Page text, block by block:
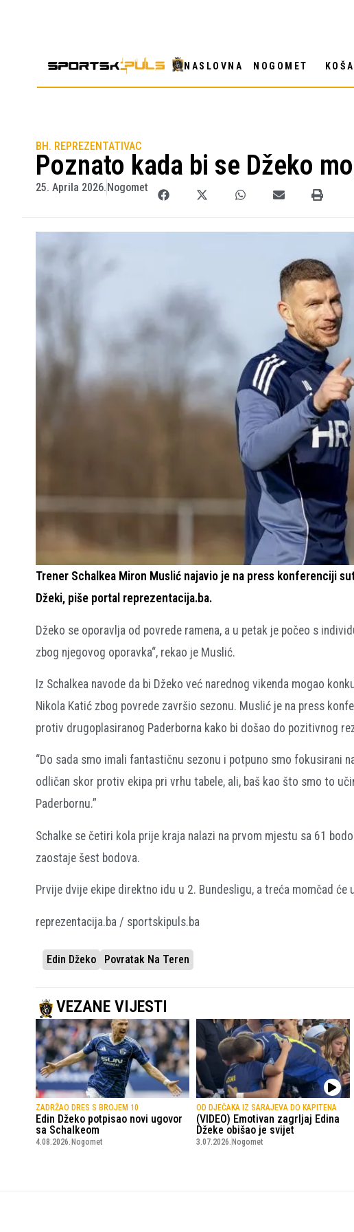
NASLOVNA NOGOMET
BH. REPREZENTATIVAC
Poznato kada bi se Džeko
25. Aprila 2026.Nogomet
Trener Schalkea Miron Muslić najavio je na press konferenciji
Džeki, piše portal reprezentacija.ba.
Džeko se oporavlja od povrede ramena, a u petak je počeo s
zbog njegovog oporavka“, rekao je Muslić.
Iz Schalkea navode da bi Džeko već narednog vikenda mogao
Nikola Katić zbog povrede završio sezonu. Muslić je na press
protiv drugoplasiranog Paderborna kako bi došao do pozitivnog
“Do sada smo imali fantastičnu sezonu i potpuno smo fokusirani
odličan skor protiv ekipa pri vrhu tabele, ali, baš kao što smo to
Paderbornu.”
Schalke se četiri kola prije kraja nalazi na prvom mjestu sa 61
zaostaje šest bodova.
Prvije dvije ekipe direktno idu u 2. Bundesligu, a treća momčad će
reprezentacija.ba / sportskipuls.ba
Edin Džeko Povratak Na Teren
VEZANE VIJESTI
ZADRŽAO DRES S BROJEM 10
Edin Džeko potpisao novi ugovor
sa Schalkeom
4.08.2026. Nogomet
OD DJEČAKA IZ SARAJEVA DO KAPITENA
(VIDEO) Emotivan zagrljaj Edina
Džeke obišao je svijet
3.07.2026. Nogomet